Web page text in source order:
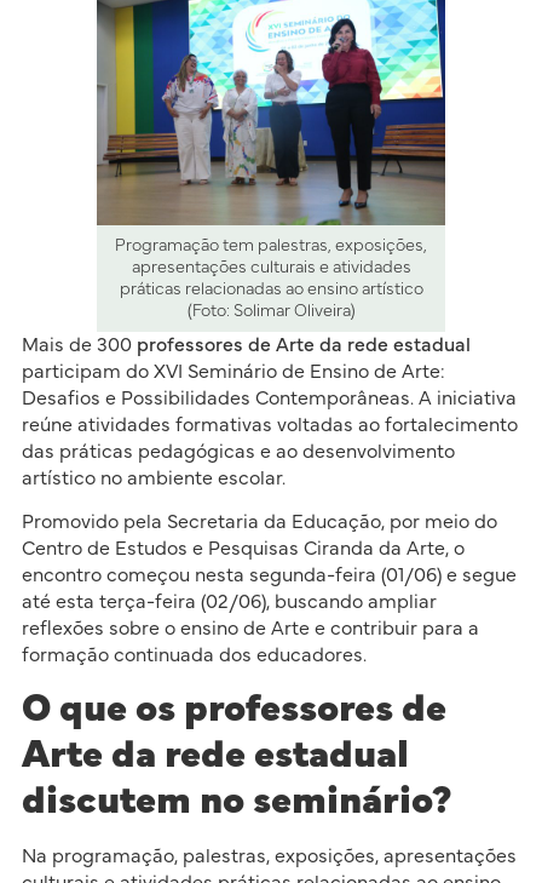
Programação tem palestras, exposições,
apresentações culturais e atividades
práticas relacionadas ao ensino artístico
(Foto: Solimar Oliveira)
Mais de 300 professores de Arte da rede estadual
participam do XVI Seminário de Ensino de Arte:
Desafios e Possibilidades Contemporâneas. A iniciativa
reúne atividades formativas voltadas ao fortalecimento
das práticas pedagógicas e ao desenvolvimento
artístico no ambiente escolar.
Promovido pela Secretaria da Educação, por meio do
Centro de Estudos e Pesquisas Ciranda da Arte, o
encontro começou nesta segunda-feira (01/06) e segue
até esta terça-feira (02/06), buscando ampliar
reflexões sobre o ensino de Arte e contribuir para a
formação continuada dos educadores.
O que os professores de
Arte da rede estadual
discutem no seminário?
Na programação, palestras, exposições, apresentações